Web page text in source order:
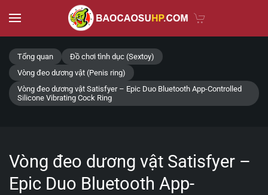
Skip to main content
Tổng quan
Đồ chơi tình dục (Sextoy)
Vòng đeo dương vật (Penis ring)
Vòng đeo dương vật Satisfyer – Epic Duo Bluetooth App-Controlled
Silicone Vibrating Cock Ring
Vòng đeo dương vật Satisfyer –
Epic Duo Bluetooth App-